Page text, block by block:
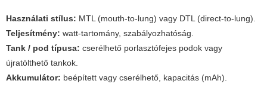
Használati stílus: MTL (mouth-to-lung) vagy DTL (direct-to-lung).
Teljesítmény: watt-tartomány, szabályozhatóság.
Tank / pod típusa: cserélhető porlasztófejes podok vagy
újratölthető tankok.
Akkumulátor: beépített vagy cserélhető, kapacitás (mAh).